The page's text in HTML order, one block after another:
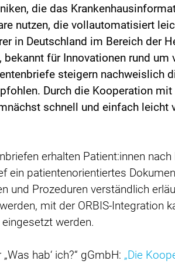
die das
nutzen, die vollautomatisiert
in Deutschland im Bereich der
bekannt für Innovationen rund
steigern nachweislich
Durch die Kooperation mit
schnell und einfach leicht
erhalten Patient:innen
ein patientenorientiertes
und Prozeduren verständlich
mit der ORBIS-Integration
werden.
hab‘ ich?“ gGmbH: „Die